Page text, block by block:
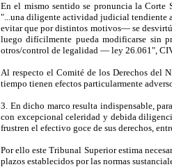
En el mismo sentido se pronuncia la Corte
"...una diligente actividad judicial tendiente
evitar que por distintos motivos— se
luego difícilmente pueda modificarse sin
otros/control de legalidad — ley 26.061",
Al respecto el Comité de los Derechos del
tiempo tienen efectos particularmente
3. En dicho marco resulta indispensable,
con excepcional celeridad y debida
frustren el efectivo goce de sus derechos,
Por ello este Tribunal Superior estima
plazos establecidos por las normas